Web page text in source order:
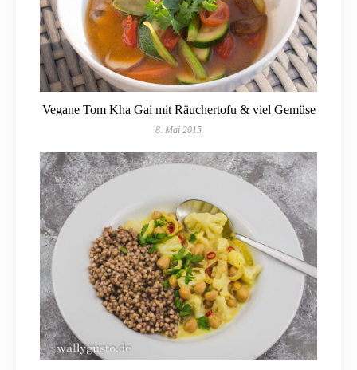
Vegane Tom Kha Gai mit Räuchertofu & viel Gemüse
8. Mai 2015